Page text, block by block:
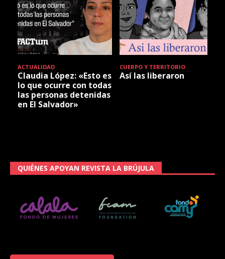
ACTUALIDAD
Claudia López: «Esto es
lo que ocurre con todas
las personas detenidas
en El Salvador»
CUERPO Y TERRITORIO
Así las liberaron
QUIÉNES APOYAN REVISTA LA BRÚJULA